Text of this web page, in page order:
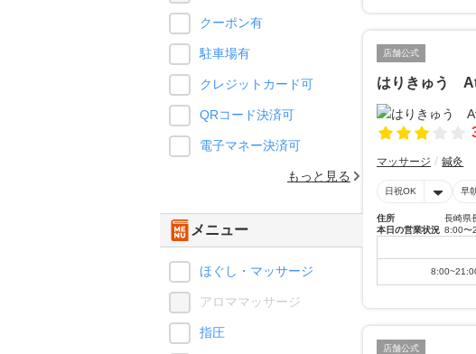
店舗公式
はりきゅう
マッサージ 鍼灸
日祝OK 早
住所
長崎県
本日の営業状況 8:00〜
店舗公式
クーポン有
駐車場有
クレジットカード可
QRコード決済可
電子マネー決済可
もっと見る
メニュー
ほぐし・マッサージ
アロママッサージ
指圧